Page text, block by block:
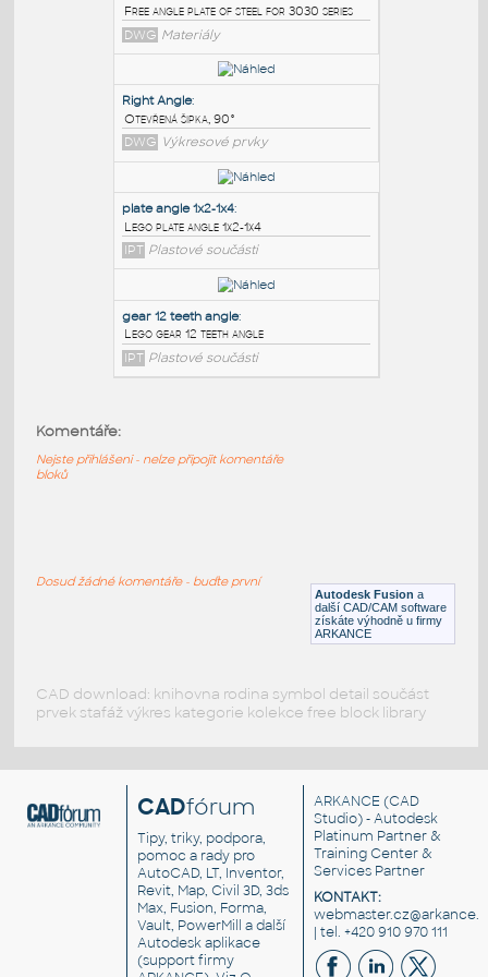
PODOBNÉ BLOKY:
3030 free angle plate:
Free angle plate of steel for 3030 series
DWG Materiály
Right Angle:
Otevřená šipka, 90°
DWG Výkresové prvky
IPT Plastové součásti
Plastové součásti Autodesk Fusion a
další CAD/CAM software
získáte výhodně u firmy
ARKANCE
Komentáře:
Nejste přihlášeni - nelze připojit komentáře
bloků
Dosud žádné komentáře - buďte první
CAD download: knihovna rodina symbol detail součást
prvek stafáž výkres kategorie kolekce free block library
CADfórum
Tipy, triky, podpora,
pomoc a rady pro
AutoCAD, LT, Inventor,
Revit, Map, Civil 3D, 3ds
Max, Fusion, Forma,
Vault, PowerMill a další
Autodesk aplikace
(support firmy
ARKANCE (CAD
Studio) - Autodesk
Platinum Partner &
Training Center &
Services Partner
KONTAKT:
| tel. +420 910 970 111